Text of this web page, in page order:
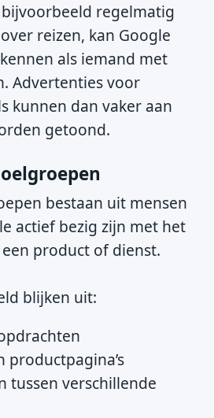
regelmatig
reizen, kan Google
als iemand met
Advertenties voor
kunnen dan vaker aan
getoond.
bestaan uit mensen
actief bezig zijn met het
product of dienst.
blijken uit:
productpagina’s
tussen verschillende